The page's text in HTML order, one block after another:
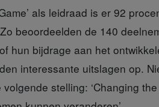
als leidraad is er 92
beoordeelden de 140
hun bijdrage aan het
interessante uitslagen op.
stelling: ‘Changing